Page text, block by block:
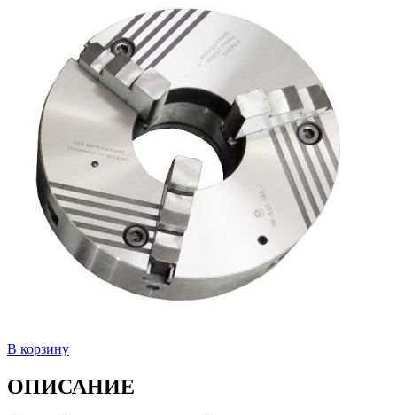
В корзину
ОПИСАНИЕ